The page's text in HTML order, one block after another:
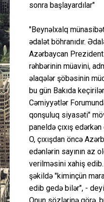
sonra başlayardılar"
"Beynəlxalq
ədalət böhranıdır.
Azərbaycan
rəhbərinin müavini,
əlaqələr şöbəsinin
bu gün Bakıda
Cəmiyyətlər
qonşuluq siyasəti"
paneldə çıxış
O, çıxışdan öncə
edənlərin sayının az
verilməsini xahiş edib.
şəkildə "kiminçün
edib gedə bilər", -